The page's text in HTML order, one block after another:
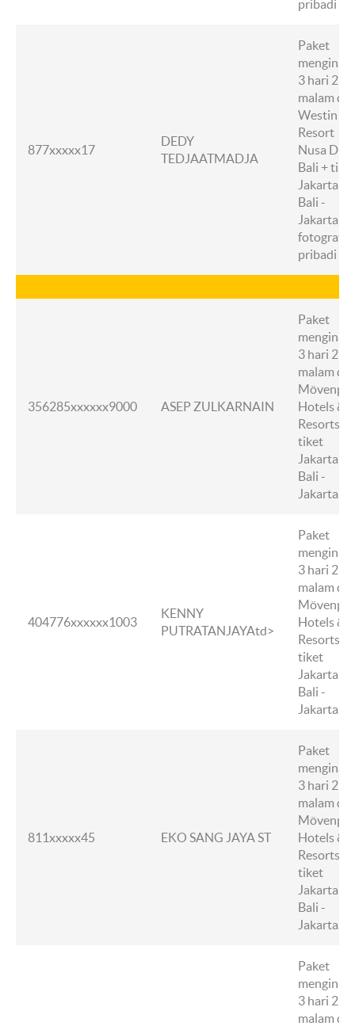
pribadi
877xxxxx17
DEDY
TEDJAATMADJA
Paket
menginap
3 hari 2
malam di
Westin
Resort
Nusa Dua,
Bali + tiket
Jakarta -
Bali -
Jakarta +
fotografer
pribadi
356285xxxxxx9000 ASEP ZULKARNAIN
Paket
menginap
3 hari 2
malam di
Hotels &
Resorts +
tiket
Jakarta -
Bali -
Jakarta.
404776xxxxxx1003
KENNY
PUTRATANJAYAtd>
Paket
menginap
3 hari 2
malam di
Hotels &
Resorts +
tiket
Jakarta -
Bali -
Jakarta.
811xxxxx45 EKO SANG JAYA ST
Paket
menginap
3 hari 2
malam di
Hotels &
Resorts +
tiket
Jakarta -
Bali -
Jakarta.
Paket
menginap
3 hari 2
malam di